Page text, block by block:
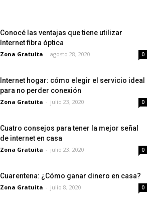
Conocé las ventajas que tiene utilizar
Internet fibra óptica
Zona Gratuita - agosto 28, 2020 0
Internet hogar: cómo elegir el servicio ideal
para no perder conexión
Zona Gratuita - julio 23, 2020 0
Cuatro consejos para tener la mejor señal
de internet en casa
Zona Gratuita - julio 23, 2020 0
Cuarentena: ¿Cómo ganar dinero en casa?
Zona Gratuita - julio 8, 2020 0